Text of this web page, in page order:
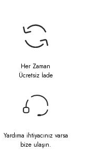
Her Zaman
Ücretsiz İade
Yardıma ihtiyacınız varsa
bize ulaşın.